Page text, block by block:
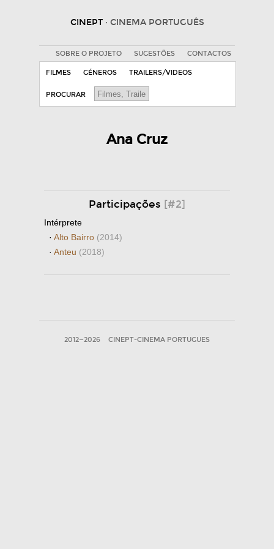
CINEPT · CINEMA PORTUGUÊS
SOBRE O PROJETO SUGESTÕES CONTACTOS
FILMES GÉNEROS TRAILERS/VIDEOS
PROCURAR
Ana Cruz
Participações [#2]
Intérprete
· Alto Bairro (2014)
· Anteu (2018)
2012—2026 CINEPT-CINEMA PORTUGUES